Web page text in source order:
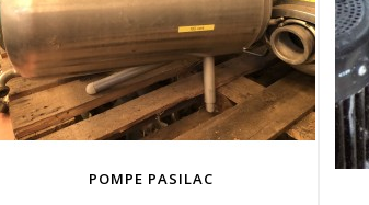
POMPE PASILAC